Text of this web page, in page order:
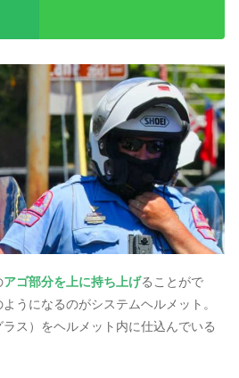
アゴ部分を上に持ち上げることがで
うになるのがシステムヘルメット。
ラス）をヘルメット内に仕込んでいる